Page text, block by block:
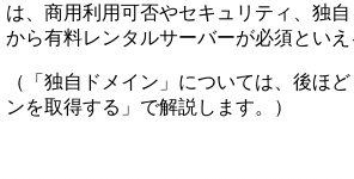
は、商用利用可否やセキュリティ、独
から有料レンタルサーバーが必須といえ
（「独自ドメイン」については、後ほ
ンを取得する」で解説します。）